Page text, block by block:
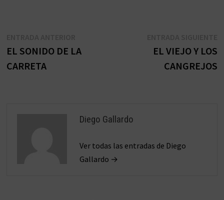
de
anterior:
EL SONIDO DE LA
CARRETA
EL VIEJO Y LOS
CANGREJOS
Diego Gallardo
Ver todas las entradas de Diego
Gallardo →